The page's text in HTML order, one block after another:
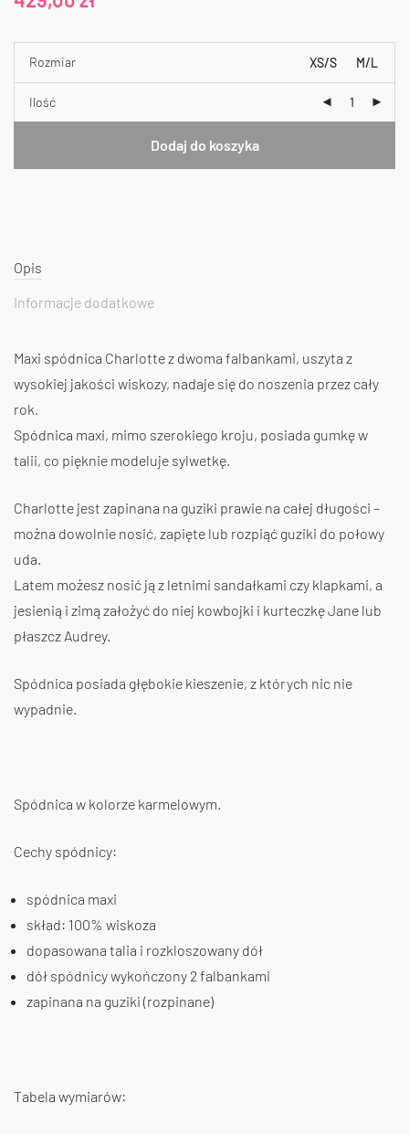
Rozmiar XS/S M/L
Ilość
Dodaj do koszyka
Opis
Informacje dodatkowe
Maxi spódnica Charlotte z dwoma falbankami, uszyta z
wysokiej jakości wiskozy, nadaje się do noszenia przez cały
rok.
Spódnica maxi, mimo szerokiego kroju, posiada gumkę w
talii, co pięknie modeluje sylwetkę.
Charlotte jest zapinana na guziki prawie na całej długości –
można dowolnie nosić, zapięte lub rozpiąć guziki do połowy
uda.
Latem możesz nosić ją z letnimi sandałkami czy klapkami, a
jesienią i zimą założyć do niej kowbojki i kurteczkę Jane lub
płaszcz Audrey.
Spódnica posiada głębokie kieszenie, z których nic nie
wypadnie.
Spódnica w kolorze karmelowym.
Cechy spódnicy:
spódnica maxi
skład: 100% wiskoza
dopasowana talia i rozkloszowany dół
dół spódnicy wykończony 2 falbankami
zapinana na guziki (rozpinane)
Tabela wymiarów: